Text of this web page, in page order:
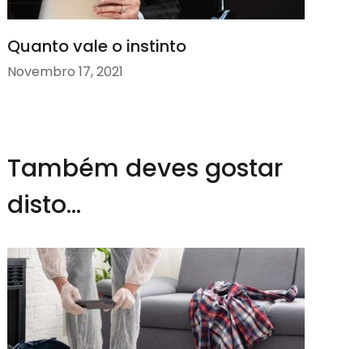
Quanto vale o instinto
Novembro 17, 2021
Também deves gostar
disto...